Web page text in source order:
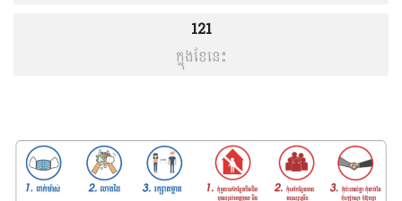
121
ក្នុងខែនេះ